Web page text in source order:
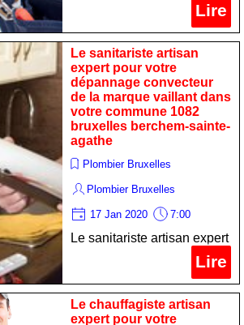
réparation poêle de la
marque de dietrich dans
votre commune 1082
bruxelles berchem-sainte-
agathe
Lire
Le sanitariste artisan
expert pour votre
dépannage convecteur
de la marque vaillant dans
votre commune 1082
bruxelles berchem-sainte-
agathe
Plombier Bruxelles
Plombier Bruxelles
17 Jan 2020 7:00
Le sanitariste artisan expert
pour votre dépannage
convecteur de la marque
vaillant dans votre
commune 1082 bruxelles
Lire
Le chauffagiste artisan
expert pour votre